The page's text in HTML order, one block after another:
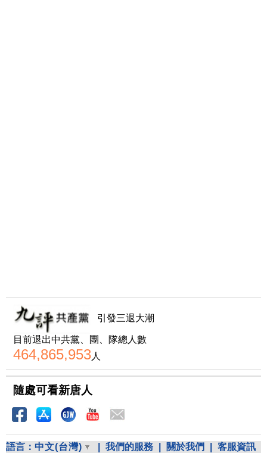
引發三退大潮
目前退出中共黨、團、隊總人數
464,865,953人
隨處可看新唐人
語言： 中文(台灣) 我們的服務 關於我們 客服資訊